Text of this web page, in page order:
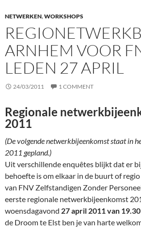
NETWERKEN,WORKSHOPS
ARNHEM VOOR
LEDEN 27 APRIL
24/03/2011 1 COMMENT
Regionale
2011
(De volgende netwerkbijeenkomst staat in
2011 gepland.)
Uit verschillende enquêtes blijkt dat er
behoefte is om elkaar in de buurt of
van FNV Zelfstandigen Zonder
eerste regionale netwerkbijeenkomst
woensdagavond 27 april 2011 van
de Droom te Elst ben je van harte